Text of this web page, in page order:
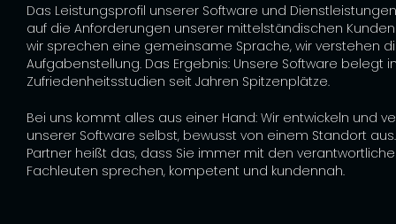
Das Leistungsprofil unserer Software und
auf die Anforderungen unserer mittelständischen
wir sprechen eine gemeinsame Sprache, wir verstehen
Aufgabenstellung. Das Ergebnis: Unsere Software belegt
Zufriedenheitsstudien seit Jahren Spitzenplätze.
Bei uns kommt alles aus einer Hand: Wir entwickeln und
unserer Software selbst, bewusst von einem Standort
Partner heißt das, dass Sie immer mit den
Fachleuten sprechen, kompetent und kundennah.